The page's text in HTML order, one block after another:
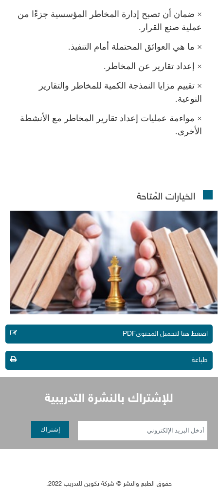
× ضمان أن تصبح إدارة المخاطر المؤسسية جزءًا من
عملية صنع القرار.
× ا هي العوائق المحتملة أمام التنفيذ.
×
إعداد تقارير عن المخاطر.
× تقييم مزايا النمذجة الكمية للمخاطر والتقارير
النوعية.
× واءمة عمليات إعداد تقارير المخاطر مع الأنشطة
الأخرى.
الخيارات المُتاحة
اضغط هنا لتحميل المحتوىPDF
طباعة
إشتراك بالنشرة التدريبية
حقوق الطبع والنشر © شركة تكوين للتدريب 2022.